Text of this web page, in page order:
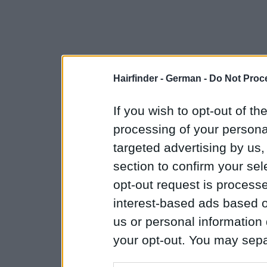
Hairfinder - German - Do Not
If you wish to opt-out of
processing of your
targeted advertising by
section to confirm your
opt-out request is
interest-based ads based
us or personal
your opt-out. You may